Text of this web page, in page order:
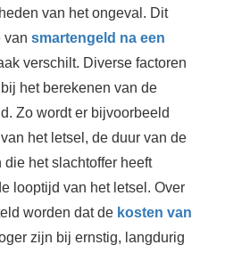
van het ongeval. Dit
van smartengeld na een
verschilt. Diverse factoren
het berekenen van de
Zo wordt er bijvoorbeeld
het letsel, de duur van de
het slachtoffer heeft
looptijd van het letsel. Over
worden dat de kosten van
zijn bij ernstig, langdurig